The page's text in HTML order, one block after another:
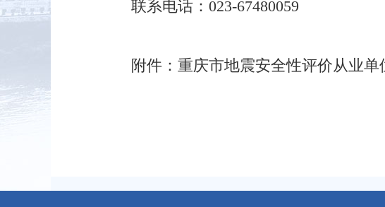
联系电话：023-67480059
附件：重庆市地震安全性评价从业单